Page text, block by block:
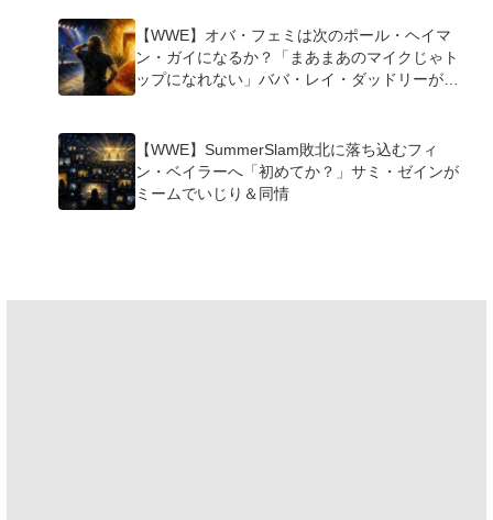
【WWE】オバ・フェミは次のポール・ヘイマ
ン・ガイになるか？「まあまあのマイクじゃト
ップになれない」ババ・レイ・ダッドリーが指
【WWE】SummerSlam敗北に落ち込むフィ
ン・ベイラーへ「初めてか？」サミ・ゼインが
ミームでいじり＆同情